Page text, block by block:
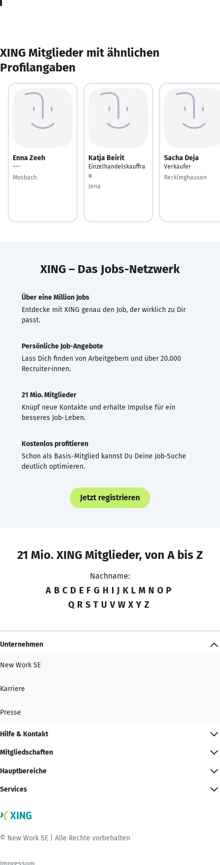
XING Mitglieder mit ähnlichen
Profilangaben
Enna Zeeh
---
Mosbach
Katja Beirit
Einzelhandelskauffra
u
Jena
Sacha Deja
Verkäufer
Recklinghausen
XING – Das Jobs-Netzwerk
Über eine Million Jobs
Entdecke mit XING genau den Job, der wirklich zu Dir
passt.
Persönliche Job-Angebote
Lass Dich finden von Arbeitgebern und über 20.000
Recruiter·innen.
21 Mio. Mitglieder
Knüpf neue Kontakte und erhalte Impulse für ein
besseres Job-Leben.
Kostenlos profitieren
Schon als Basis-Mitglied kannst Du Deine Job-Suche
deutlich optimieren.
Jetzt registrieren
21 Mio. XING Mitglieder, von A bis Z
Nachname:
A B C D E F G H I J K L M N O P
Q R S T U V W X Y Z
Unternehmen
New Work SE
Karriere
Presse
Hilfe & Kontakt
Mitgliedschaften
Hauptbereiche
Services
© New Work SE | Alle Rechte vorbehalten